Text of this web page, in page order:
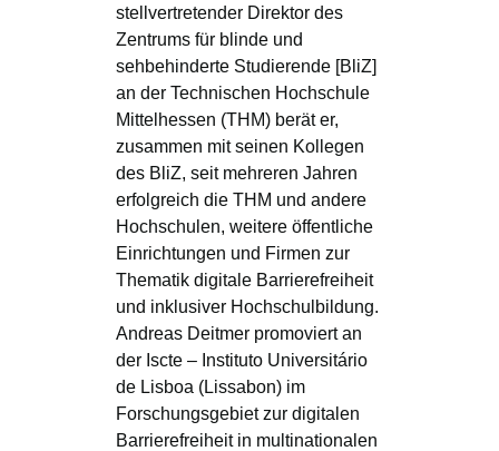
stellvertretender Direktor des
Zentrums für blinde und
sehbehinderte Studierende [BliZ]
an der Technischen Hochschule
Mittelhessen (THM) berät er,
zusammen mit seinen Kollegen
des BliZ, seit mehreren Jahren
erfolgreich die THM und andere
Hochschulen, weitere öffentliche
Einrichtungen und Firmen zur
Thematik digitale Barrierefreiheit
und inklusiver Hochschulbildung.
Andreas Deitmer promoviert an
der Iscte – Instituto Universitário
de Lisboa (Lissabon) im
Forschungsgebiet zur digitalen
Barrierefreiheit in multinationalen